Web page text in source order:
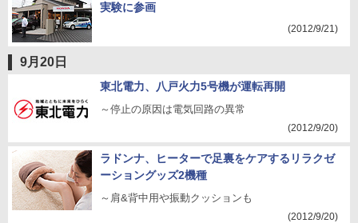
実験に参画
(2012/9/21)
9月20日
東北電力、八戸火力5号機が運転再開
～停止の原因は電気回路の異常
(2012/9/20)
ラドンナ、ヒーターで足裏をケアするリラクゼ
ーショングッズ2機種
～肩&背中用や振動クッションも
(2012/9/20)